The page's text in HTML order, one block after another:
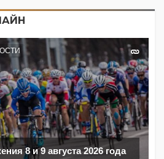
8 и 9 августа 2026 года